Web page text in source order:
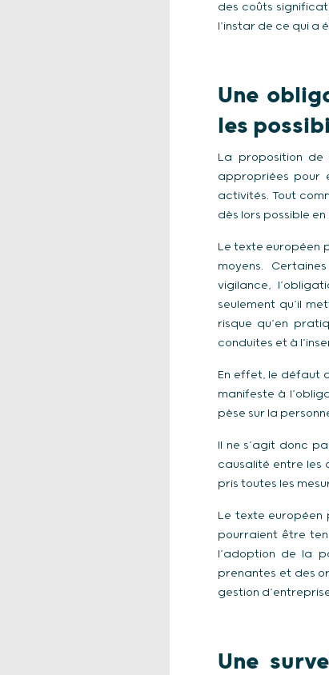
des coûts
l’instar de ce qui a
Une
les
La proposition de
appropriées pour
activités. Tout
dès lors possible
Le texte européen
moyens.
vigilance,
seulement qu’il
risque qu’en
conduites et à
En effet, le défaut
manifeste à
pèse sur la
Il ne s’agit donc
causalité entre les
pris toutes les
Le texte européen
pourraient être
l’adoption de la
prenantes et des
gestion
Une